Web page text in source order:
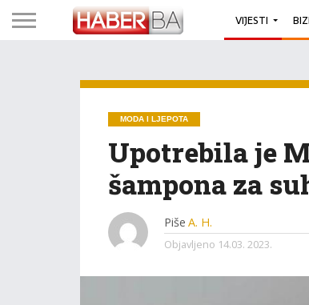
VIJESTI
MODA I LJEPOTA
Upotrebila je
šampona za
Piše A. H.
Objavljeno 14.03. 2023.